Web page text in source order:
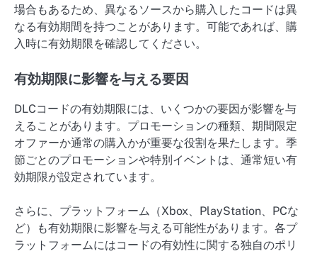
場合もあるため、異なるソースから購入したコードは異
なる有効期間を持つことがあります。可能であれば、購
入時に有効期限を確認してください。
有効期限に影響を与える要因
DLCコードの有効期限には、いくつかの要因が影響を与
えることがあります。プロモーションの種類、期間限定
オファーか通常の購入かが重要な役割を果たします。季
節ごとのプロモーションや特別イベントは、通常短い有
効期限が設定されています。
さらに、プラットフォーム（Xbox、PlayStation、PCな
ど）も有効期限に影響を与える可能性があります。各プ
ラットフォームにはコードの有効性に関する独自のポリ